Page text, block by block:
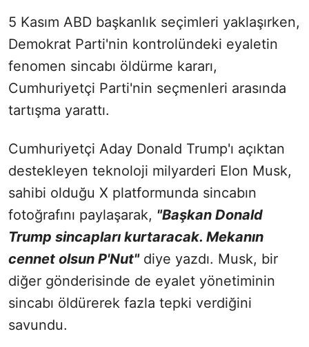
5 Kasım ABD başkanlık seçimleri yaklaşırken,
Demokrat Parti'nin kontrolündeki eyaletin
fenomen sincabı öldürme kararı,
Cumhuriyetçi Parti'nin seçmenleri arasında
tartışma yarattı.
Cumhuriyetçi Aday Donald Trump'ı açıktan
destekleyen teknoloji milyarderi Elon Musk,
sahibi olduğu X platformunda sincabın
fotoğrafını paylaşarak, "Başkan Donald
Trump sincapları kurtaracak. Mekanın
cennet olsun P'Nut"diye yazdı. Musk, bir
diğer gönderisinde de eyalet yönetiminin
sincabı öldürerek fazla tepki verdiğini
savundu.